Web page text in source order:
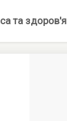
та здоров'я